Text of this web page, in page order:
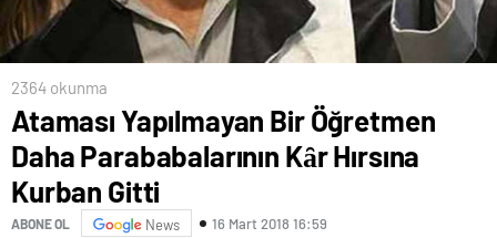
2364 okunma
Ataması Yapılmayan Bir Öğretmen
Daha Parababalarının Kȃr Hırsına
Kurban Gitti
ABONE OL News 16 Mart 2018 16:59